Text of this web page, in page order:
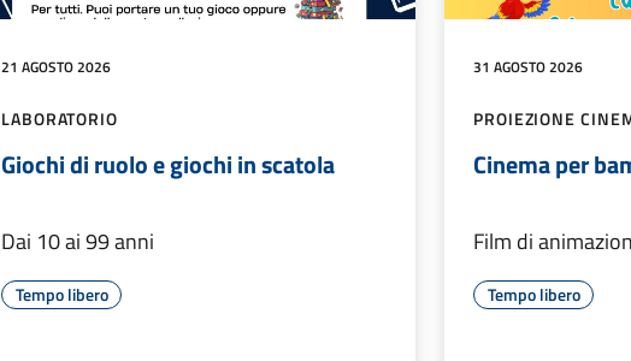
21 AGOSTO 2026
LABORATORIO
Giochi di ruolo e giochi in scatola
Dai 10 ai 99 anni
Tempo libero
31 AGOSTO 2026
PROIEZIONE
Cinema per
Film di
Tempo libero